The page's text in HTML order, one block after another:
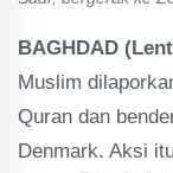
BAGHDAD
Muslim
Quran dan
Denmark. Aksi